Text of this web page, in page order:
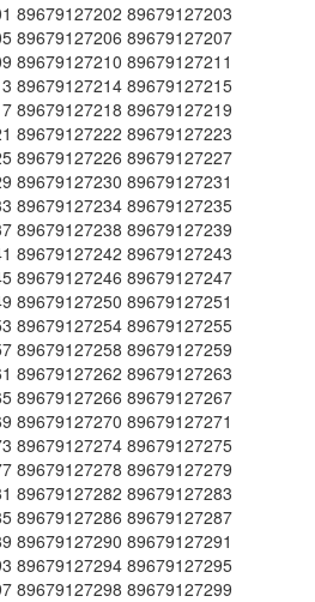
89679127202 89679127203
89679127206 89679127207
89679127210 89679127211
89679127214 89679127215
89679127218 89679127219
89679127222 89679127223
89679127226 89679127227
89679127230 89679127231
89679127234 89679127235
89679127238 89679127239
89679127242 89679127243
89679127246 89679127247
89679127250 89679127251
89679127254 89679127255
89679127258 89679127259
89679127262 89679127263
89679127266 89679127267
89679127270 89679127271
89679127274 89679127275
89679127278 89679127279
89679127282 89679127283
89679127286 89679127287
89679127290 89679127291
89679127294 89679127295
89679127298 89679127299